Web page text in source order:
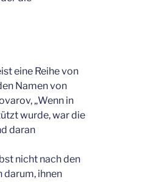
eine Reihe von
Namen von
„Wenn in
wurde, war die
daran
nicht nach den
darum, ihnen